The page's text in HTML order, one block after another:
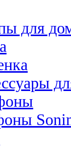
для